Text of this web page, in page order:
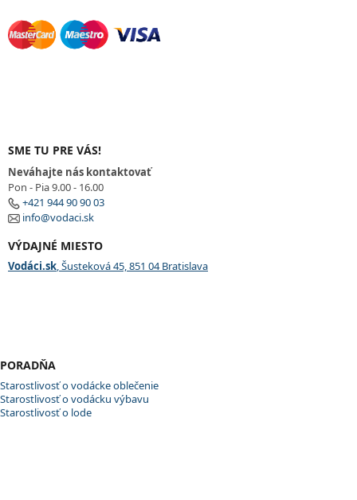
SME TU PRE VÁS!
Neváhajte nás kontaktovať
Pon - Pia 9.00 - 16.00
+421 944 90 90 03
info@vodaci.sk
VÝDAJNÉ MIESTO
Vodáci.sk, Šusteková 45, 851 04 Bratislava
PORADŇA
Starostlivosť o vodácke oblečenie
Starostlivosť o vodácku výbavu
Starostlivosť o lode